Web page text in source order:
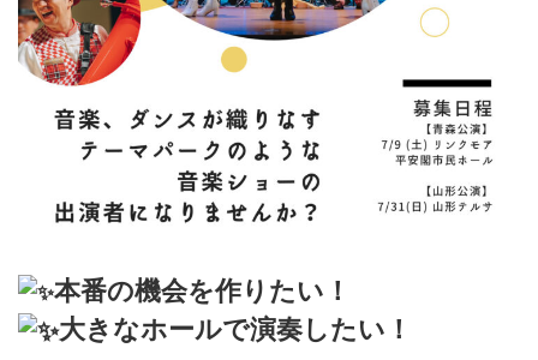
本番の機会を作りたい！
大きなホールで演奏したい！